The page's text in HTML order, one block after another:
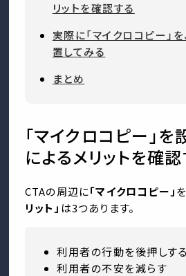
リットを確認する
実際に「マイクロコピー」
置してみる
まとめ
「マイクロコピー」
によるメリットを確
CTAの周辺に「マイクロコピー」
リット」 は3つあります。
利用者の行動を後押しする
利用者の不安を減らす